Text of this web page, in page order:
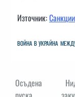
Източник:
ВОЙНА В УКРАЙНА
Навигация
Осъдена